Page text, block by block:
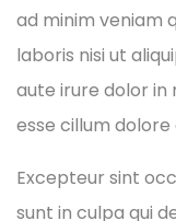
ad minim veniam
laboris nisi ut
aute irure dolor
esse cillum
Excepteur sint
sunt in culpa qui